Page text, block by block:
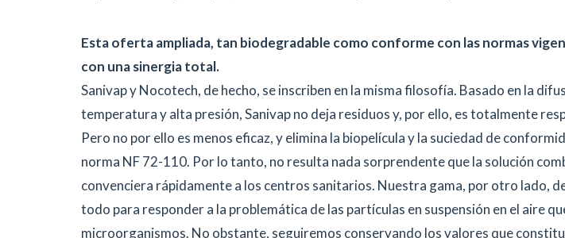
Esta oferta ampliada, tan biodegradable como conforme con las normas
con una sinergia total.
Sanivap y Nocotech, de hecho, se inscriben en la misma filosofía. Basado en la
temperatura y alta presión, Sanivap no deja residuos y, por ello, es totalmente
Pero no por ello es menos eficaz, y elimina la biopelícula y la suciedad de
norma NF 72-110. Por lo tanto, no resulta nada sorprendente que la solución
convenciera rápidamente a los centros sanitarios. Nuestra gama, por otro lado,
todo para responder a la problemática de las partículas en suspensión en el aire
microorganismos. No obstante, seguiremos conservando los valores que